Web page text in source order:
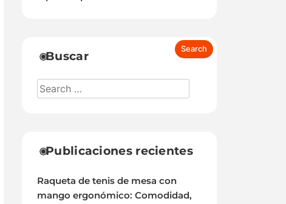
Buscar
Publicaciones recientes
Raqueta de tenis de mesa con
mango ergonómico: Comodidad,